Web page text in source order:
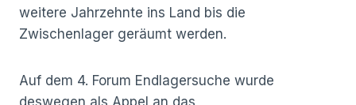
weitere Jahrzehnte ins Land bis die
Zwischenlager geräumt werden.
Auf dem 4. Forum Endlagersuche wurde
deswegen als Appel an das